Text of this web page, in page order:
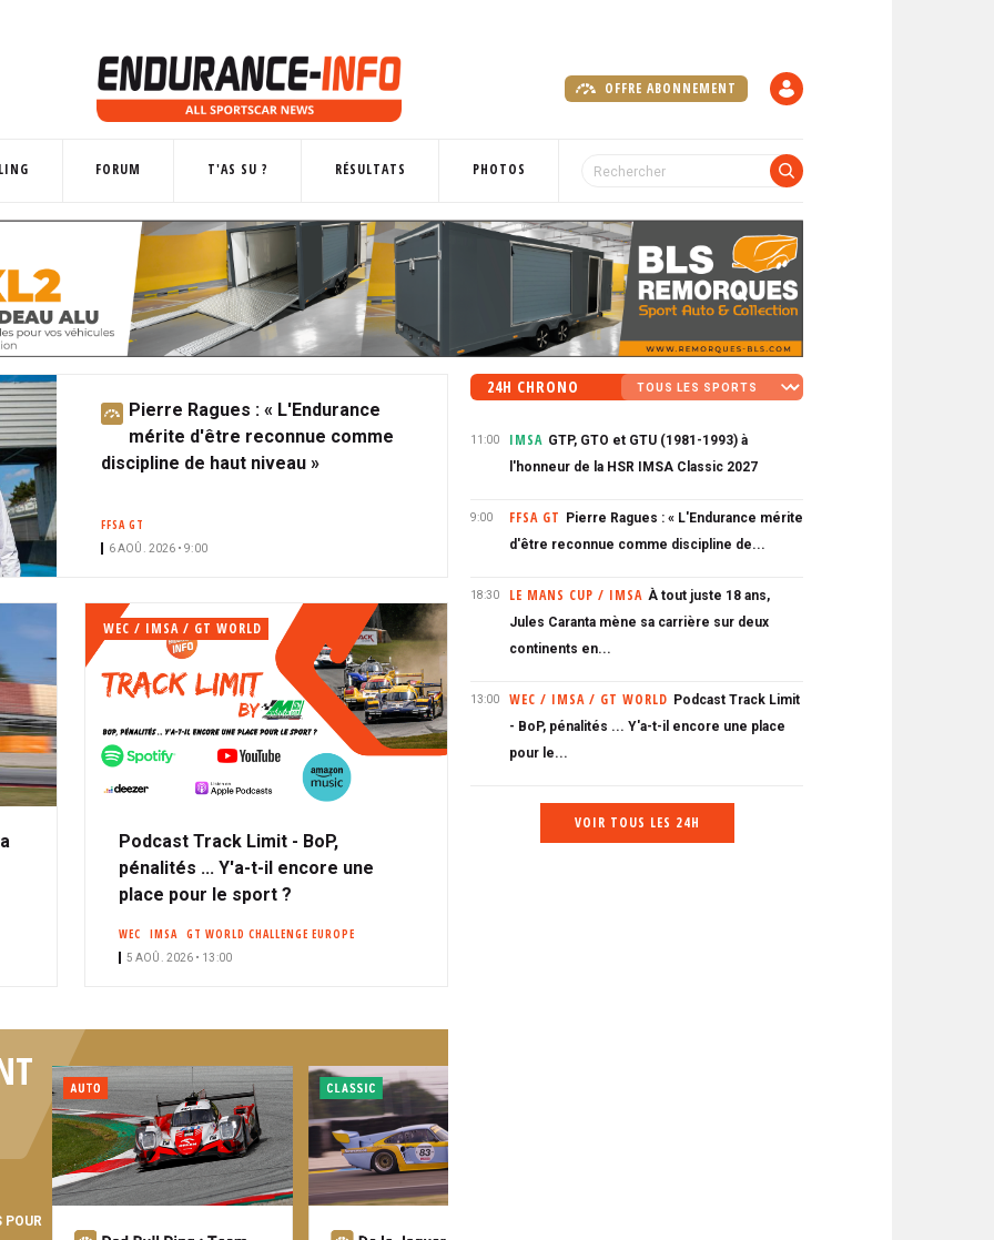
OFFRE ABONNEMENT
FORUM T'AS SU ? RÉSULTATS PHOTOS
A
b
o
é
Pierre Ragues : « L'Endurance
mérite d'être reconnue comme
discipline de haut niveau »
FFSA GT
6 AOÛ. 2026 • 9:00
WEC / IMSA / GT WORLD
Podcast Track Limit - BoP,
pénalités ... Y'a-t-il encore une
place pour le sport ?
WEC IMSA GT WORLD CHALLENGE EUROPE
5 AOÛ. 2026 • 13:00
POUR
24H CHRONO
11:00 IMSA GTP, GTO et GTU (1981-1993) à
l'honneur de la HSR IMSA Classic 2027
9:00 FFSA GT Pierre Ragues : « L'Endurance mérite
d'être reconnue comme discipline de...
18:30 LE MANS CUP / IMSA À tout juste 18 ans,
Jules Caranta mène sa carrière sur deux
continents en...
13:00 WEC / IMSA / GT WORLD Podcast Track Limit
- BoP, pénalités ... Y'a-t-il encore une place
pour le...
VOIR TOUS LES 24H